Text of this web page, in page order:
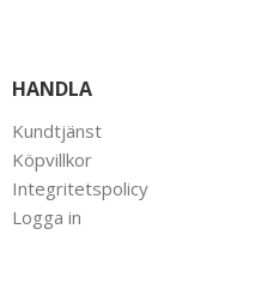
HANDLA
Kundtjänst
Köpvillkor
Integritetspolicy
Logga in